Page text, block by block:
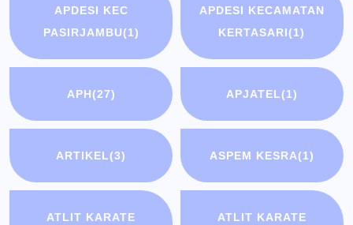
APDESI KEC
PASIRJAMBU(1)
APDESI KECAMATAN
KERTASARI(1)
APH(27) APJATEL(1)
ARTIKEL(3) ASPEM KESRA(1)
ATLIT KARATE
ATLIT KARATE